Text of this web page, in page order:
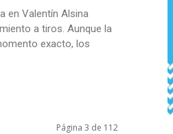
en Valentín Alsina
a tiros. Aunque la
exacto, los
Página 3 de 112